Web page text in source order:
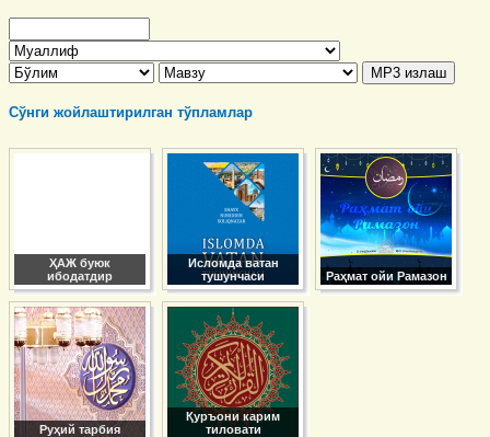
Сўнги жойлаштирилган тўпламлар
ҲАЖ буюк
ибодатдир
Исломда ватан
тушунчаси
Раҳмат ойи Рамазон
Руҳий тарбия
Қуръони карим
тиловати